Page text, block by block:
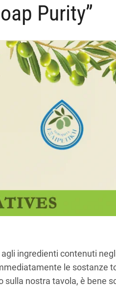
Purity”
ingredienti contenuti
le sostanze
nostra tavola, è bene